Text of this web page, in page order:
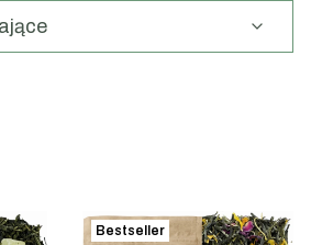
Bestseller